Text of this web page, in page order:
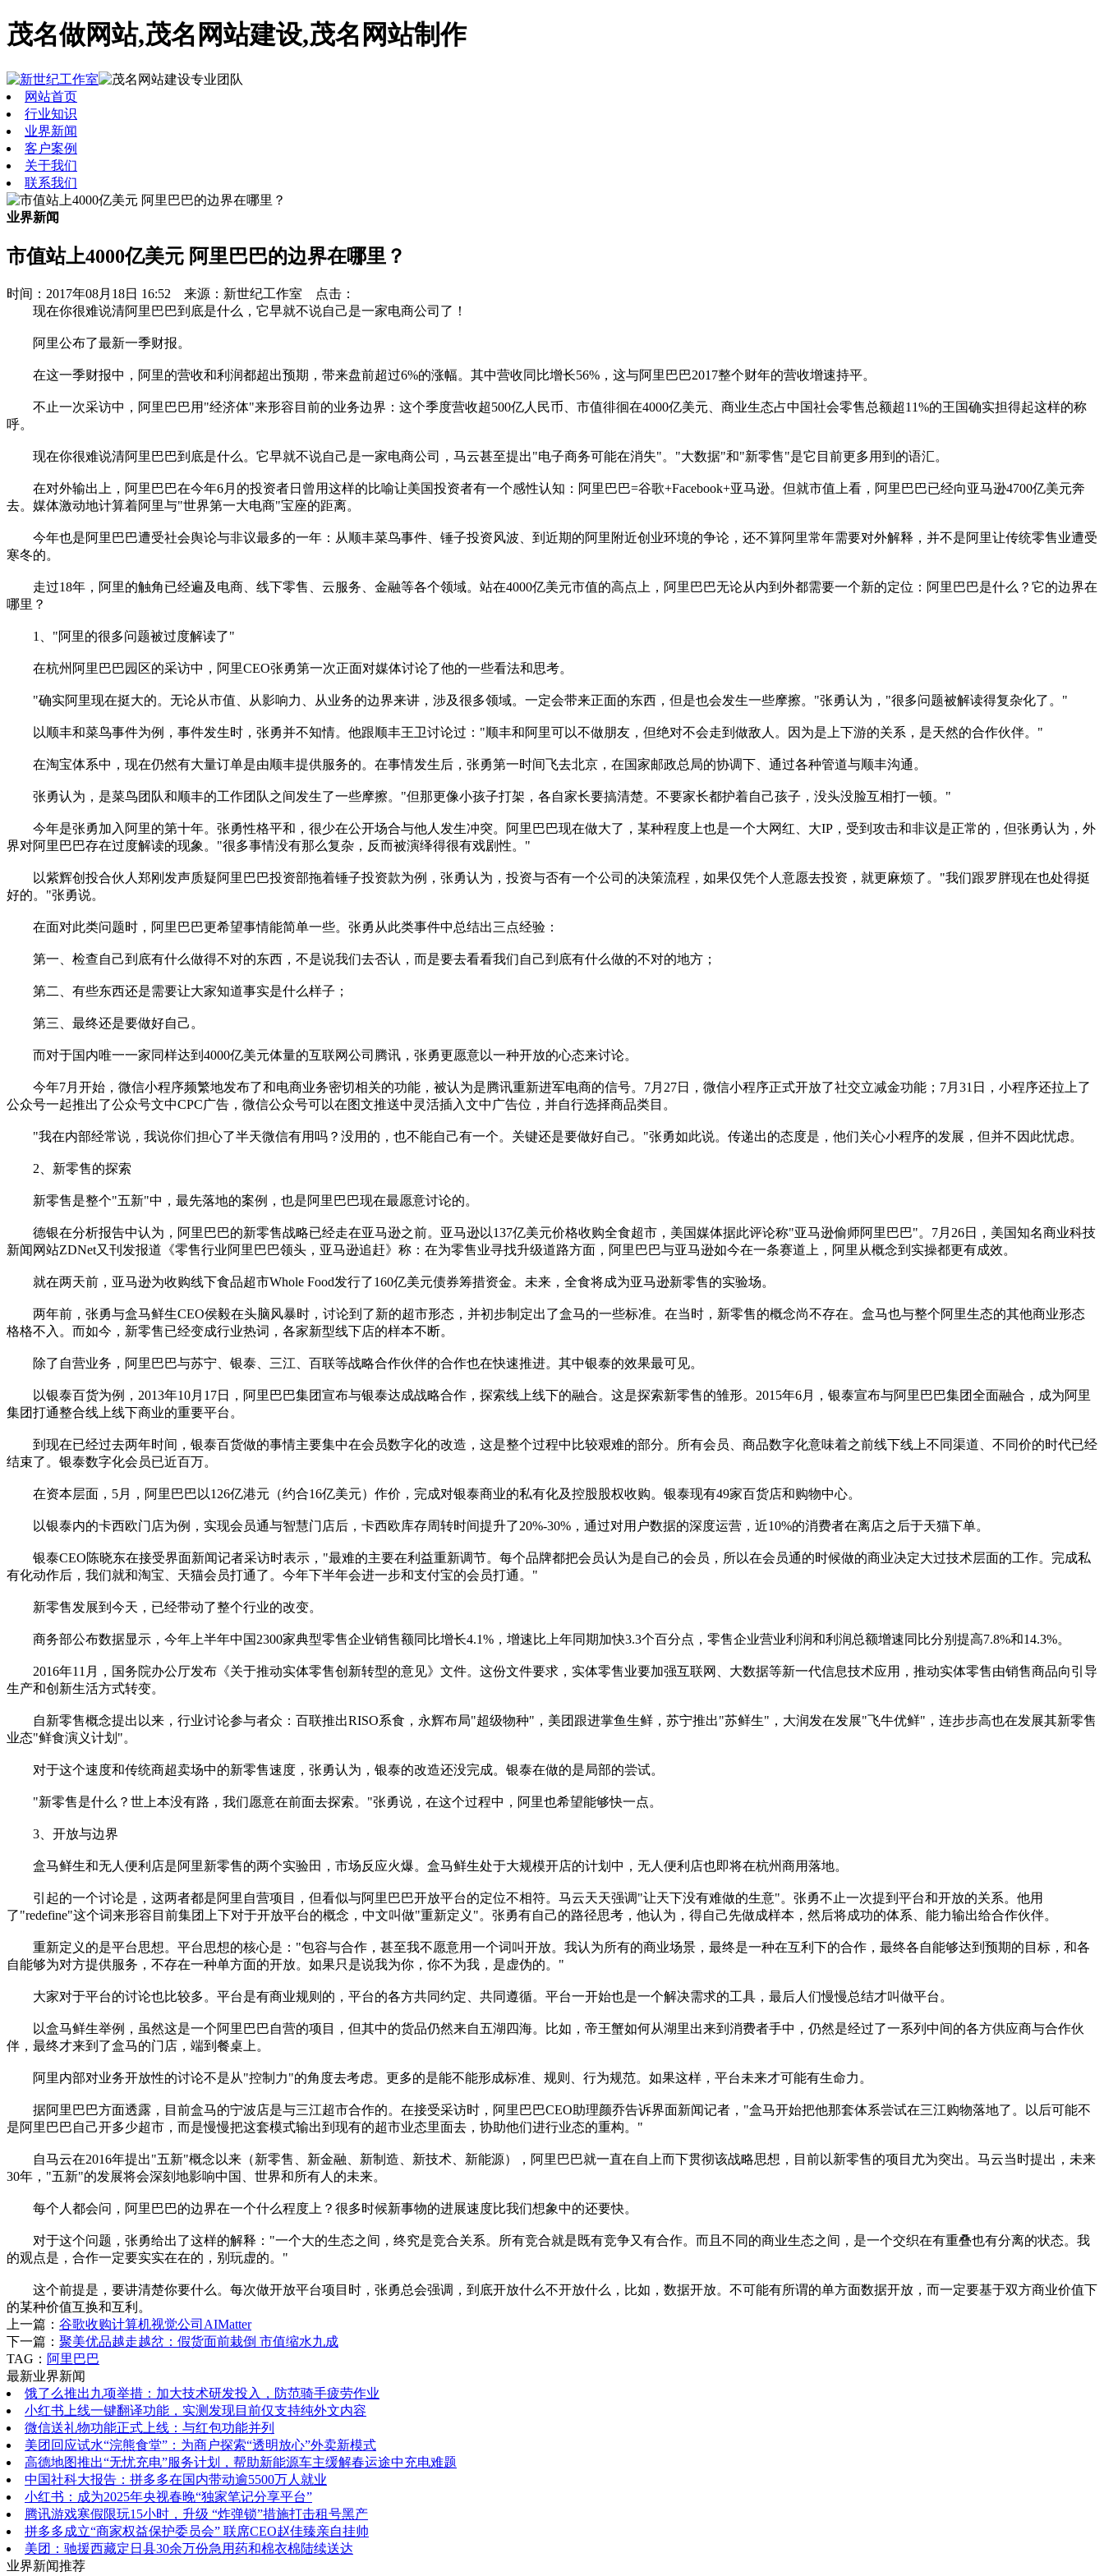
茂名做网站,茂名网站建设,茂名网站制作
网站首页
行业知识
业界新闻
客户案例
关于我们
联系我们
业界新闻
市值站上4000亿美元 阿里巴巴的边界在哪里？
时间：2017年08月18日 16:52 来源：新世纪工作室 点击：
现在你很难说清阿里巴巴到底是什么，它早就不说自己是一家电商公司了！
阿里公布了最新一季财报。
在这一季财报中，阿里的营收和利润都超出预期，带来盘前超过6%的涨幅。其中营收同比增长56%，这与阿里巴巴2017整个财年的营收增速持平。
不止一次采访中，阿里巴巴用"经济体"来形容目前的业务边界：这个季度营收超500亿人民币、市值徘徊在4000亿美元、商业生态占中国社会零售总额超11%的王国确实担得起这样的称
呼。
现在你很难说清阿里巴巴到底是什么。它早就不说自己是一家电商公司，马云甚至提出"电子商务可能在消失"。"大数据"和"新零售"是它目前更多用到的语汇。
在对外输出上，阿里巴巴在今年6月的投资者日曾用这样的比喻让美国投资者有一个感性认知：阿里巴巴=谷歌+Facebook+亚马逊。但就市值上看，阿里巴巴已经向亚马逊4700亿美元奔
去。媒体激动地计算着阿里与"世界第一大电商"宝座的距离。
今年也是阿里巴巴遭受社会舆论与非议最多的一年：从顺丰菜鸟事件、锤子投资风波、到近期的阿里附近创业环境的争论，还不算阿里常年需要对外解释，并不是阿里让传统零售业遭受
寒冬的。
走过18年，阿里的触角已经遍及电商、线下零售、云服务、金融等各个领域。站在4000亿美元市值的高点上，阿里巴巴无论从内到外都需要一个新的定位：阿里巴巴是什么？它的边界在
哪里？
1、"阿里的很多问题被过度解读了"
在杭州阿里巴巴园区的采访中，阿里CEO张勇第一次正面对媒体讨论了他的一些看法和思考。
"确实阿里现在挺大的。无论从市值、从影响力、从业务的边界来讲，涉及很多领域。一定会带来正面的东西，但是也会发生一些摩擦。"张勇认为，"很多问题被解读得复杂化了。"
以顺丰和菜鸟事件为例，事件发生时，张勇并不知情。他跟顺丰王卫讨论过："顺丰和阿里可以不做朋友，但绝对不会走到做敌人。因为是上下游的关系，是天然的合作伙伴。"
在淘宝体系中，现在仍然有大量订单是由顺丰提供服务的。在事情发生后，张勇第一时间飞去北京，在国家邮政总局的协调下、通过各种管道与顺丰沟通。
张勇认为，是菜鸟团队和顺丰的工作团队之间发生了一些摩擦。"但那更像小孩子打架，各自家长要搞清楚。不要家长都护着自己孩子，没头没脸互相打一顿。"
今年是张勇加入阿里的第十年。张勇性格平和，很少在公开场合与他人发生冲突。阿里巴巴现在做大了，某种程度上也是一个大网红、大IP，受到攻击和非议是正常的，但张勇认为，外
界对阿里巴巴存在过度解读的现象。"很多事情没有那么复杂，反而被演绎得很有戏剧性。"
以紫辉创投合伙人郑刚发声质疑阿里巴巴投资部拖着锤子投资款为例，张勇认为，投资与否有一个公司的决策流程，如果仅凭个人意愿去投资，就更麻烦了。"我们跟罗胖现在也处得挺
好的。"张勇说。
在面对此类问题时，阿里巴巴更希望事情能简单一些。张勇从此类事件中总结出三点经验：
第一、检查自己到底有什么做得不对的东西，不是说我们去否认，而是要去看看我们自己到底有什么做的不对的地方；
第二、有些东西还是需要让大家知道事实是什么样子；
第三、最终还是要做好自己。
而对于国内唯一一家同样达到4000亿美元体量的互联网公司腾讯，张勇更愿意以一种开放的心态来讨论。
今年7月开始，微信小程序频繁地发布了和电商业务密切相关的功能，被认为是腾讯重新进军电商的信号。7月27日，微信小程序正式开放了社交立减金功能；7月31日，小程序还拉上了
公众号一起推出了公众号文中CPC广告，微信公众号可以在图文推送中灵活插入文中广告位，并自行选择商品类目。
"我在内部经常说，我说你们担心了半天微信有用吗？没用的，也不能自己有一个。关键还是要做好自己。"张勇如此说。传递出的态度是，他们关心小程序的发展，但并不因此忧虑。
2、新零售的探索
新零售是整个"五新"中，最先落地的案例，也是阿里巴巴现在最愿意讨论的。
德银在分析报告中认为，阿里巴巴的新零售战略已经走在亚马逊之前。亚马逊以137亿美元价格收购全食超市，美国媒体据此评论称"亚马逊偷师阿里巴巴"。7月26日，美国知名商业科技
新闻网站ZDNet又刊发报道《零售行业阿里巴巴领头，亚马逊追赶》称：在为零售业寻找升级道路方面，阿里巴巴与亚马逊如今在一条赛道上，阿里从概念到实操都更有成效。
就在两天前，亚马逊为收购线下食品超市Whole Food发行了160亿美元债券筹措资金。未来，全食将成为亚马逊新零售的实验场。
两年前，张勇与盒马鲜生CEO侯毅在头脑风暴时，讨论到了新的超市形态，并初步制定出了盒马的一些标准。在当时，新零售的概念尚不存在。盒马也与整个阿里生态的其他商业形态
格格不入。而如今，新零售已经变成行业热词，各家新型线下店的样本不断。
除了自营业务，阿里巴巴与苏宁、银泰、三江、百联等战略合作伙伴的合作也在快速推进。其中银泰的效果最可见。
以银泰百货为例，2013年10月17日，阿里巴巴集团宣布与银泰达成战略合作，探索线上线下的融合。这是探索新零售的雏形。2015年6月，银泰宣布与阿里巴巴集团全面融合，成为阿里
集团打通整合线上线下商业的重要平台。
到现在已经过去两年时间，银泰百货做的事情主要集中在会员数字化的改造，这是整个过程中比较艰难的部分。所有会员、商品数字化意味着之前线下线上不同渠道、不同价的时代已经
结束了。银泰数字化会员已近百万。
在资本层面，5月，阿里巴巴以126亿港元（约合16亿美元）作价，完成对银泰商业的私有化及控股股权收购。银泰现有49家百货店和购物中心。
以银泰内的卡西欧门店为例，实现会员通与智慧门店后，卡西欧库存周转时间提升了20%-30%，通过对用户数据的深度运营，近10%的消费者在离店之后于天猫下单。
银泰CEO陈晓东在接受界面新闻记者采访时表示，"最难的主要在利益重新调节。每个品牌都把会员认为是自己的会员，所以在会员通的时候做的商业决定大过技术层面的工作。完成私
有化动作后，我们就和淘宝、天猫会员打通了。今年下半年会进一步和支付宝的会员打通。"
新零售发展到今天，已经带动了整个行业的改变。
商务部公布数据显示，今年上半年中国2300家典型零售企业销售额同比增长4.1%，增速比上年同期加快3.3个百分点，零售企业营业利润和利润总额增速同比分别提高7.8%和14.3%。
2016年11月，国务院办公厅发布《关于推动实体零售创新转型的意见》文件。这份文件要求，实体零售业要加强互联网、大数据等新一代信息技术应用，推动实体零售由销售商品向引导
生产和创新生活方式转变。
自新零售概念提出以来，行业讨论参与者众：百联推出RISO系食，永辉布局"超级物种"，美团跟进掌鱼生鲜，苏宁推出"苏鲜生"，大润发在发展"飞牛优鲜"，连步步高也在发展其新零售
业态"鲜食演义计划"。
对于这个速度和传统商超卖场中的新零售速度，张勇认为，银泰的改造还没完成。银泰在做的是局部的尝试。
"新零售是什么？世上本没有路，我们愿意在前面去探索。"张勇说，在这个过程中，阿里也希望能够快一点。
3、开放与边界
盒马鲜生和无人便利店是阿里新零售的两个实验田，市场反应火爆。盒马鲜生处于大规模开店的计划中，无人便利店也即将在杭州商用落地。
引起的一个讨论是，这两者都是阿里自营项目，但看似与阿里巴巴开放平台的定位不相符。马云天天强调"让天下没有难做的生意"。张勇不止一次提到平台和开放的关系。他用
了"redefine"这个词来形容目前集团上下对于开放平台的概念，中文叫做"重新定义"。张勇有自己的路径思考，他认为，得自己先做成样本，然后将成功的体系、能力输出给合作伙伴。
重新定义的是平台思想。平台思想的核心是："包容与合作，甚至我不愿意用一个词叫开放。我认为所有的商业场景，最终是一种在互利下的合作，最终各自能够达到预期的目标，和各
自能够为对方提供服务，不存在一种单方面的开放。如果只是说我为你，你不为我，是虚伪的。"
大家对于平台的讨论也比较多。平台是有商业规则的，平台的各方共同约定、共同遵循。平台一开始也是一个解决需求的工具，最后人们慢慢总结才叫做平台。
以盒马鲜生举例，虽然这是一个阿里巴巴自营的项目，但其中的货品仍然来自五湖四海。比如，帝王蟹如何从湖里出来到消费者手中，仍然是经过了一系列中间的各方供应商与合作伙
伴，最终才来到了盒马的门店，端到餐桌上。
阿里内部对业务开放性的讨论不是从"控制力"的角度去考虑。更多的是能不能形成标准、规则、行为规范。如果这样，平台未来才可能有生命力。
据阿里巴巴方面透露，目前盒马的宁波店是与三江超市合作的。在接受采访时，阿里巴巴CEO助理颜乔告诉界面新闻记者，"盒马开始把他那套体系尝试在三江购物落地了。以后可能不
是阿里巴巴自己开多少超市，而是慢慢把这套模式输出到现有的超市业态里面去，协助他们进行业态的重构。"
自马云在2016年提出"五新"概念以来（新零售、新金融、新制造、新技术、新能源），阿里巴巴就一直在自上而下贯彻该战略思想，目前以新零售的项目尤为突出。马云当时提出，未来
30年，"五新"的发展将会深刻地影响中国、世界和所有人的未来。
每个人都会问，阿里巴巴的边界在一个什么程度上？很多时候新事物的进展速度比我们想象中的还要快。
对于这个问题，张勇给出了这样的解释："一个大的生态之间，终究是竞合关系。所有竞合就是既有竞争又有合作。而且不同的商业生态之间，是一个交织在有重叠也有分离的状态。我
的观点是，合作一定要实实在在的，别玩虚的。"
这个前提是，要讲清楚你要什么。每次做开放平台项目时，张勇总会强调，到底开放什么不开放什么，比如，数据开放。不可能有所谓的单方面数据开放，而一定要基于双方商业价值下
的某种价值互换和互利。
上一篇： 谷歌收购计算机视觉公司AIMatter
下一篇： 聚美优品越走越岔：假货面前栽倒 市值缩水九成
TAG： 阿里巴巴
最新业界新闻
饿了么推出九项举措：加大技术研发投入，防范骑手疲劳作业
小红书上线一键翻译功能，实测发现目前仅支持纯外文内容
微信送礼物功能正式上线：与红包功能并列
美团回应试水“浣熊食堂”：为商户探索“透明放心”外卖新模式
高德地图推出“无忧充电”服务计划，帮助新能源车主缓解春运途中充电难题
中国社科大报告：拼多多在国内带动逾5500万人就业
小红书：成为2025年央视春晚“独家笔记分享平台”
腾讯游戏寒假限玩15小时，升级 “炸弹锁”措施打击租号黑产
拼多多成立“商家权益保护委员会” 联席CEO赵佳臻亲自挂帅
美团：驰援西藏定日县30余万份急用药和棉衣棉陆续送达
业界新闻推荐